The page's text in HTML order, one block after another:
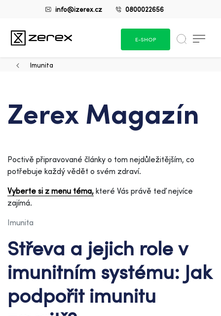
info@izerex.cz 0800022656
E-SHOP
Imunita
Zerex Magazín
Poctivě připravované články o tom nejdůležitějším, co
potřebuje každý vědět o svém zdraví.
Vyberte si z menu téma, které Vás právě teď nejvíce
zajímá.
Imunita
Střeva a jejich role v
imunitním systému: Jak
podpořit imunitu